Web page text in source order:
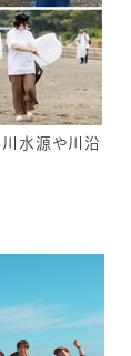
川水源や川沿